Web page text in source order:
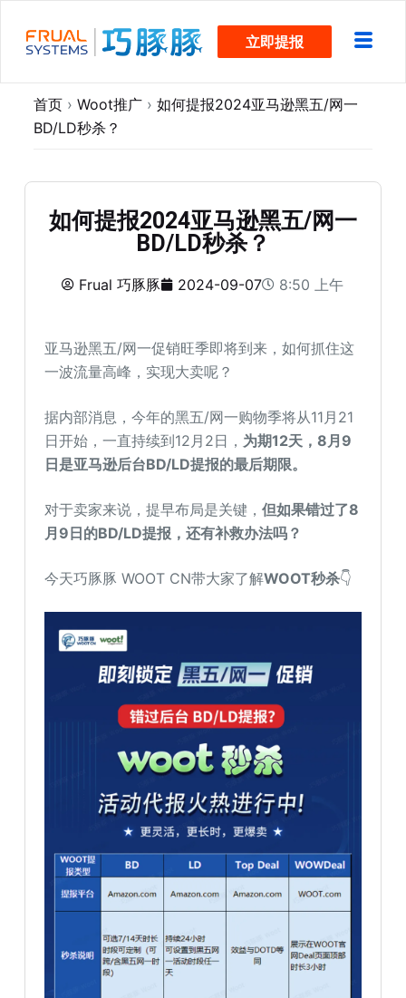
过
立即提报
首页 › Woot推广 › 如何提报2024亚马逊黑五/网一
BD/LD秒杀？
如何提报2024亚马逊黑五/网一
BD/LD秒杀？
Frual 巧豚豚 2024-09-07 8:50 上午
亚马逊黑五/网一促销旺季即将到来，如何抓住这
一波流量高峰，实现大卖呢？
据内部消息，今年的黑五/网一购物季将从11月21
日开始，一直持续到12月2日， 为期12天，8月9
日是亚马逊后台BD/LD提报的最后期限。
对于卖家来说，提早布局是关键，但如果错过了8
月9日的BD/LD提报，还有补救办法吗？
今天巧豚豚 WOOT CN带大家了解WOOT秒杀👇